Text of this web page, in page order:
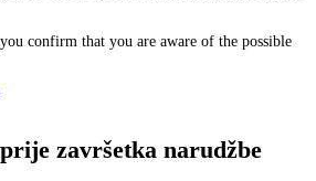
confirm that you are aware of the possible
završetka narudžbe